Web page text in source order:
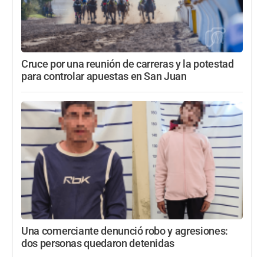
Cruce por una reunión de carreras y la potestad
para controlar apuestas en San Juan
Una comerciante denunció robo y agresiones:
dos personas quedaron detenidas